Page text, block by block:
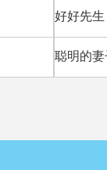
好好先生
聪明的妻